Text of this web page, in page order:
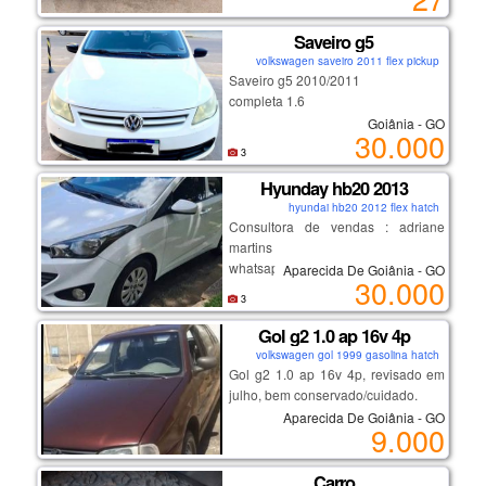
tabela para vender rápido.
manda msg!!!Saveiro g5
volkswagen saveiro 2011 flex pickup
Saveiro g5 2010/2011
completa 1.6
Goiânia - GO
30.000
3
Hyunday hb20 2013
hyundai hb20 2012 flex hatch
Consultora de vendas : adriane
martins
whatsapp: (62) 981249261
●não possui o valor total do veículo?
sem problemas! tem dificuldades em
conseguir aprovação? nós te
ajudamos!
whatsapp: (62) 981249261
●entrada mínima de r$900,00 na
abertura do processo (podendo ser
Aparecida De Goiânia - GO
30.000
3
Gol g2 1.0 ap 16v 4p
volkswagen gol 1999 gasolina hatch
Gol g2 1.0 ap 16v 4p, revisado em
julho, bem conservado/cuidado.
Aparecida De Goiânia - GO
9.000